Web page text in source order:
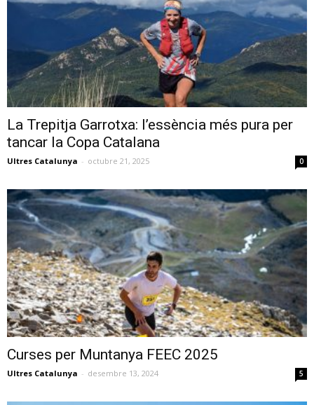
La Trepitja Garrotxa: l’essència més pura per
tancar la Copa Catalana
Ultres Catalunya - octubre 21, 2025 0
Curses per Muntanya FEEC 2025
Ultres Catalunya - desembre 13, 2024 5